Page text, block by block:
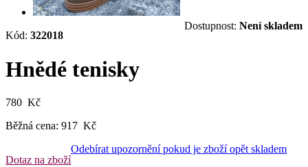
Kód: 322018
Dostupnost: Není skladem
Hnědé tenisky
780 Kč
Běžná cena: 917 Kč
Dotaz na zboží
Odebírat upozornění pokud je zboží opět skladem